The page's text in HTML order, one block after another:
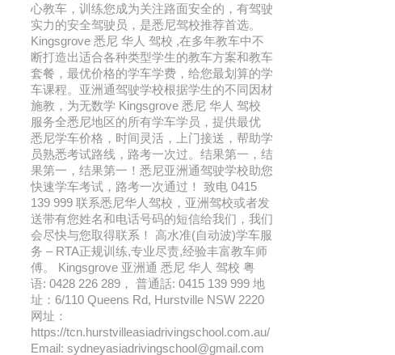
心教车，训练您成为关注路面安全的，有驾驶
实力的安全驾驶员，是悉尼驾校推荐首选。
Kingsgrove 悉尼 华人 驾校 ,在多年教车中不
断打造出适合各种类型学生的教车方案和教车
套餐，最优价格的学车学费，给您最划算的学
车课程。亚洲通驾驶学校根据学生的不同因材
施教，为无数学 Kingsgrove 悉尼 华人 驾校
服务全悉尼地区的所有学车学员，提供最优
悉尼学车价格，时间灵活，上门接送，帮助学
员熟悉考试路线，路考一次过。结果第一，结
果第一，结果第一！悉尼亚洲通驾驶学校助您
快速学车考试，路考一次通过！ 致电 0415
139 999 联系悉尼华人驾校，亚洲驾校或者发
送带有您姓名和电话号码的短信给我们，我们
会尽快与您取得联系！ 高水准(自动波)学车服
务 – RTA正规训练,专业尽责,经验丰富教车师
傅。 Kingsgrove 亚洲通 悉尼 华人 驾校 粤
语: 0428 226 289， 普通話: 0415 139 999 地
址：6/110 Queens Rd, Hurstville NSW 2220
网址：
https://tcn.hurstvilleasiadrivingschool.com.au/
Email: sydneyasiadrivingschool@gmail.com